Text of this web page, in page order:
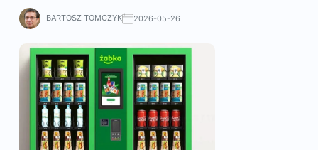
BARTOSZ TOMCZYK 2026-05-26